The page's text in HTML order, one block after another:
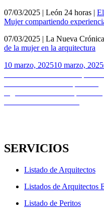
07/03/2025 | León 24 horas |
Mujer compartiendo
07/03/2025 | La Nueva
de la mujer en la arquitectura
Publicado
10 marzo, 202510 marzo, 2025
Navegación
de
entradas
SERVICIOS
Listado de Arquitectos
Listados de Arquitectos
Listado de Peritos